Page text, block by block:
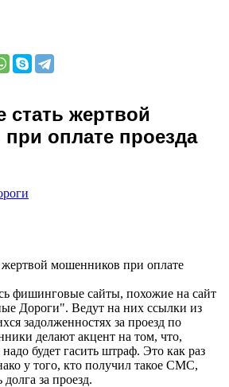
стать жертвой
оплате проезда
жертвой мошенников при оплате
фишинговые сайты, похожие на сайт
Дороги". Ведут на них ссылки из
задолженностях за проезд по
делают акцент на том, что,
надо будет гасить штраф. Это как раз
у того, кто получил такое СМС,
за проезд.